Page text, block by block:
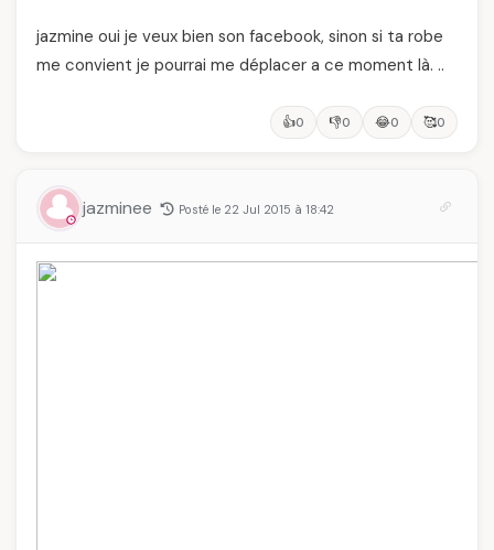
jazmine oui je veux bien son facebook, sinon si ta robe
me convient je pourrai me déplacer a ce moment là. ..
👍0 👎0 😂0 🥰0
jazminee Posté le 22 Jul 2015 à 18:42